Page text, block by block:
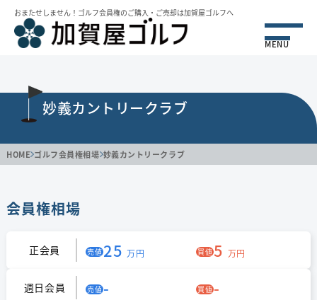
おまたせしません！ゴルフ会員権のご購⼊・ご売却は加賀屋ゴルフへ
MENU
妙義カントリークラブ
HOME ゴルフ会員権相場 妙義カントリークラブ
会員権相場
正会員 売値25万円 買値5 万円
週日会員 売値- 買値-